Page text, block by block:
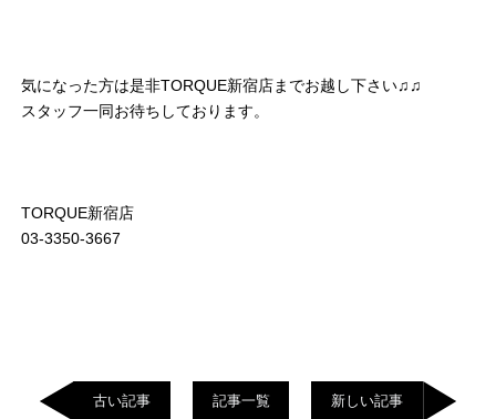
気になった方は是非TORQUE新宿店までお越し下さい♫♫
スタッフ一同お待ちしております。
TORQUE新宿店
03-3350-3667
古い記事 記事一覧 新しい記事